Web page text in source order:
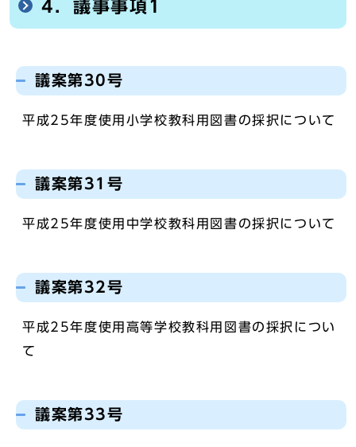
4．議事事項1
議案第30号
平成25年度使用小学校教科用図書の採択について
議案第31号
平成25年度使用中学校教科用図書の採択について
議案第32号
平成25年度使用高等学校教科用図書の採択につい
て
議案第33号